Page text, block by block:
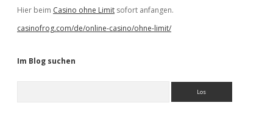
Hier beim Casino ohne Limit sofort anfangen.
casinofrog.com/de/online-casino/ohne-limit/
Im Blog suchen